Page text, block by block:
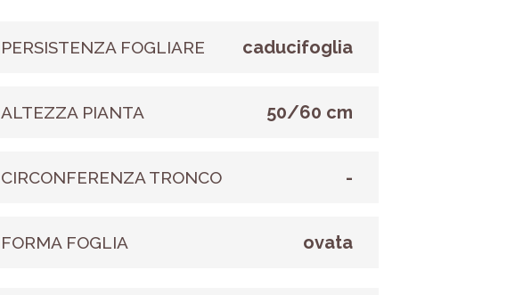
PERSISTENZA FOGLIARE caducifoglia
ALTEZZA PIANTA 50/60 cm
CIRCONFERENZA TRONCO -
FORMA FOGLIA ovata